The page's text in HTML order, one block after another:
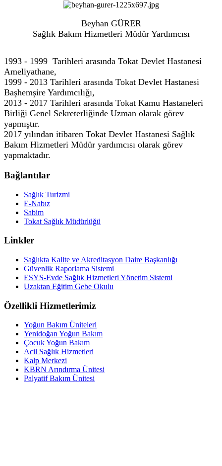
Beyhan GÜRER
Sağlık Bakım Hizmetleri Müdür Yardımcısı
1993 - 1999 Tarihleri arasında Tokat Devlet Hastanesi
Ameliyathane,
1999 - 2013 Tarihleri arasında Tokat Devlet Hastanesi
Başhemşire Yardımcılığı,
2013 - 2017 Tarihleri arasında Tokat Kamu Hastaneleri
Birliği Genel Sekreterliğinde Uzman olarak görev
yapmıştır.
2017 yılından itibaren Tokat Devlet Hastanesi Sağlık
Bakım Hizmetleri Müdür yardımcısı olarak görev
yapmaktadır.
Bağlantılar
Sağlık Turizmi
E-Nabız
Sabim
Tokat Sağlık Müdürlüğü
Linkler
Sağlıkta Kalite ve Akreditasyon Daire Başkanlığı
Güvenlik Raporlama Sistemi
ESYS-Evde Sağlık Hizmetleri Yönetim Sistemi
Uzaktan Eğitim Gebe Okulu
Özellikli Hizmetlerimiz
Yoğun Bakım Üniteleri
Yenidoğan Yoğun Bakım
Çocuk Yoğun Bakım
Acil Sağlık Hizmetleri
Kalp Merkezi
KBRN Arındırma Ünitesi
Palyatif Bakım Ünitesi